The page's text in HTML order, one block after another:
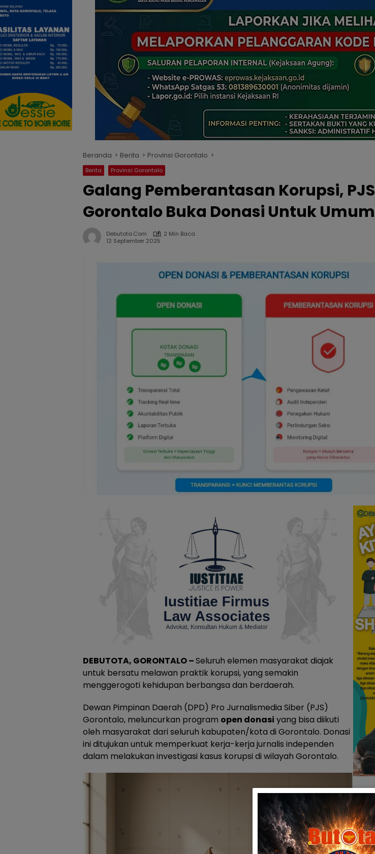
Beranda Berita Provinsi Gorontalo
Berita Provinsi Gorontalo
Galang Pemberantasan Korupsi, PJS
Gorontalo Buka Donasi Untuk Umum
Debutota.com
2 Min Baca
12 September 2025
DEBUTOTA, GORONTALO –Seluruh elemen masyarakat diajak
untuk bersatu melawan praktik korupsi, yang semakin
menggerogoti kehidupan berbangsa dan berdaerah.
Dewan Pimpinan Daerah (DPD) Pro Jurnalismedia Siber (PJS)
Gorontalo, meluncurkan program open donasi yang bisa diikuti
oleh masyarakat dari seluruh kabupaten/kota di Gorontalo. Donasi
ini ditujukan untuk memperkuat kerja-kerja jurnalis independen
dalam melakukan investigasi kasus korupsi di wilayah Gorontalo.